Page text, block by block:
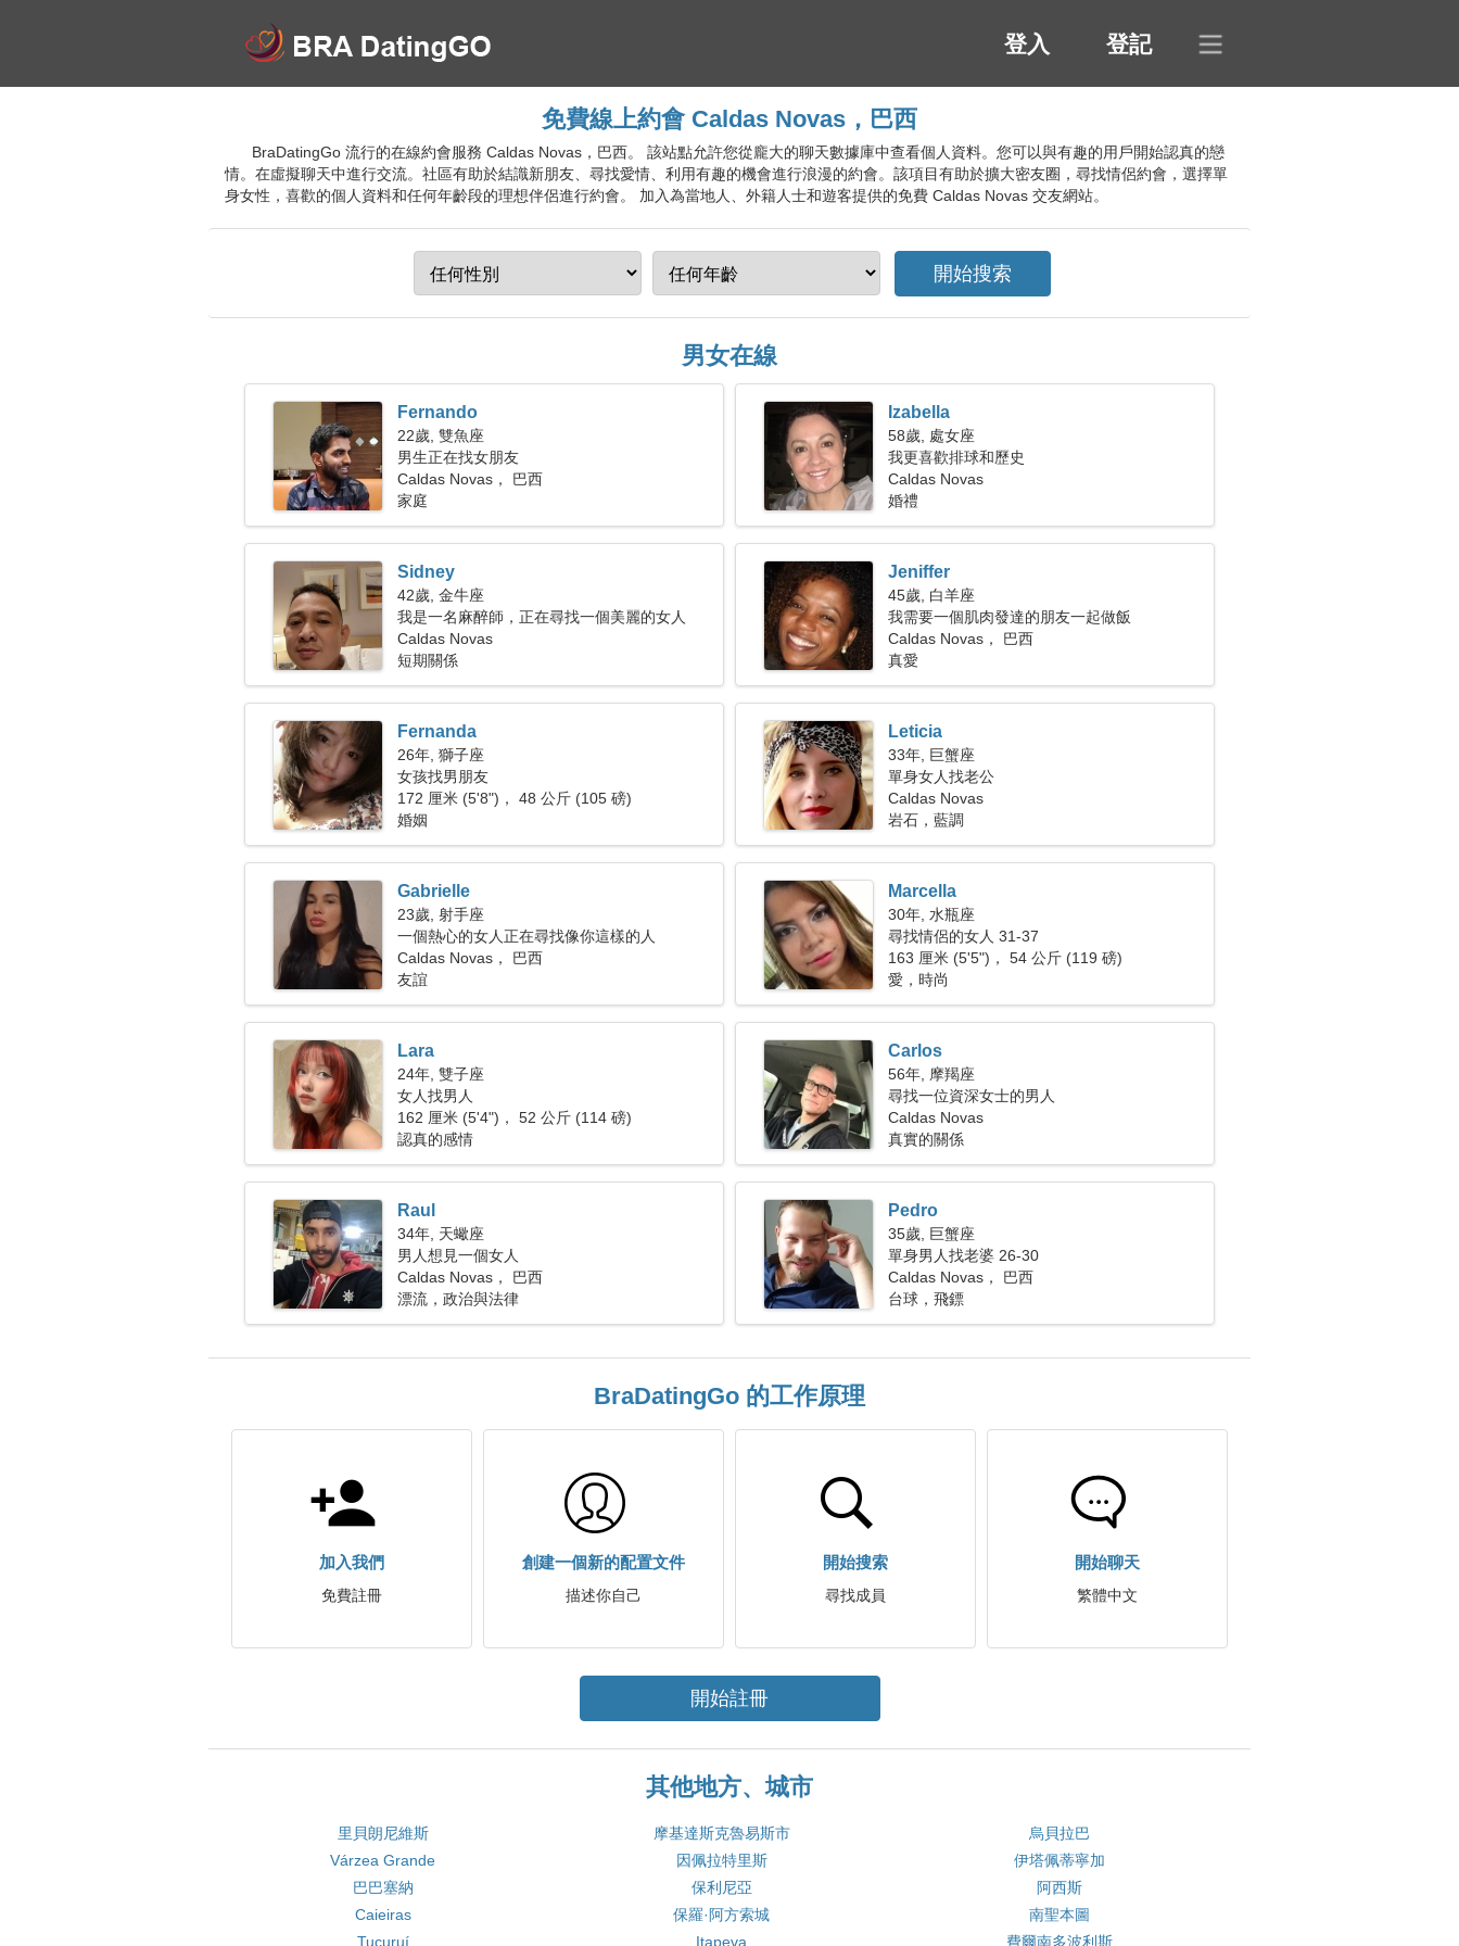
登入 登記
免費線上約會 Caldas Novas，巴西
BraDatingGo 流行的在線約會服務 Caldas Novas，巴西。 該站點允許您從龐大的聊天數據庫中查看個人資料。您可以與有趣的用戶開始認真的戀
情。在虛擬聊天中進行交流。社區有助於結識新朋友、尋找愛情、利用有趣的機會進行浪漫的約會。該項目有助於擴大密友圈，尋找情侶約會，選擇單
身女性，喜歡的個人資料和任何年齡段的理想伴侶進行約會。 加入為當地人、外籍人士和遊客提供的免費 Caldas Novas 交友網站。
男女在線
Fernando
22歲, 雙魚座
男生正在找女朋友
Caldas Novas， 巴西
家庭
Izabella
58歲, 處女座
我更喜歡排球和歷史
Caldas Novas
婚禮
Sidney
42歲, 金牛座
我是一名麻醉師，正在尋找一個美麗的女人
Caldas Novas
短期關係
Jeniffer
45歲, 白羊座
我需要一個肌肉發達的朋友一起做飯
Caldas Novas， 巴西
真愛
Fernanda
26年, 獅子座
女孩找男朋友
172 厘米 (5'8")， 48 公斤 (105 磅)
婚姻
Leticia
33年, 巨蟹座
單身女人找老公
Caldas Novas
岩石，藍調
Gabrielle
23歲, 射手座
一個熱心的女人正在尋找像你這樣的人
Caldas Novas， 巴西
友誼
Marcella
30年, 水瓶座
尋找情侶的女人 31-37
163 厘米 (5'5")， 54 公斤 (119 磅)
愛，時尚
Lara
24年, 雙子座
女人找男人
162 厘米 (5'4")， 52 公斤 (114 磅)
認真的感情
Carlos
56年, 摩羯座
尋找一位資深女士的男人
Caldas Novas
真實的關係
Raul
34年, 天蠍座
男人想見一個女人
Caldas Novas， 巴西
漂流，政治與法律
Pedro
35歲, 巨蟹座
單身男人找老婆 26-30
Caldas Novas， 巴西
台球，飛鏢
BraDatingGo 的工作原理
加入我們
免費註冊
創建一個新的配置文件
描述你自己
開始搜索
尋找成員
開始聊天
繁體中文
開始註冊
其他地方、城市
里貝朗尼維斯 摩基達斯克魯易斯市
烏貝拉巴
Várzea Grande
因佩拉特里斯
伊塔佩蒂寧加
巴巴塞納
保利尼亞
阿西斯
Caieiras
保羅·阿方索城
南聖本圖
Tucuruí
Itapeva 費爾南多波利斯